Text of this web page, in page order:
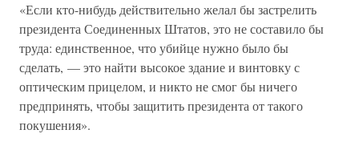
«Если кто-нибудь действительно желал бы застрелить
президента Соединенных Штатов, это не составило бы
труда: единственное, что убийце нужно было бы
сделать, — это найти высокое здание и винтовку с
оптическим прицелом, и никто не смог бы ничего
предпринять, чтобы защитить президента от такого
покушения».